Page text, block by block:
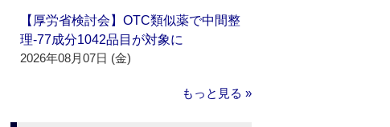
【厚労省検討会】OTC類似薬で中間整
理‐77成分1042品目が対象に
2026年08月07日 (金)
もっと見る »